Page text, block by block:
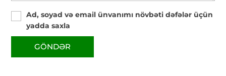
Ad, soyad və email ünvanımı növbəti dəfələr üçün
yadda saxla
GÖNDƏR